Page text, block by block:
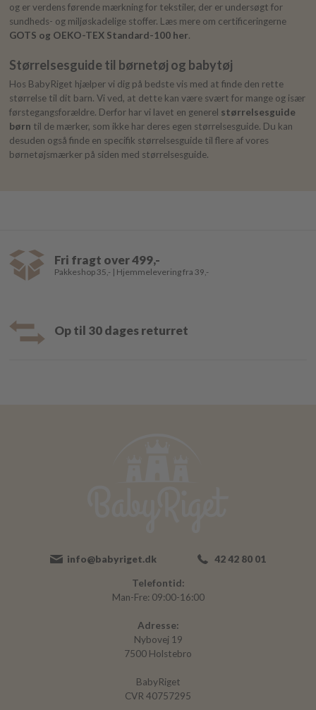
og er verdens førende mærkning for tekstiler, der er undersøgt for
sundheds- og miljøskadelige stoffer. Læs mere om certificeringerne
GOTS og OEKO-TEX Standard-100 her.
Størrelsesguide til børnetøj og babytøj
Hos BabyRiget hjælper vi dig på bedste vis med at finde den rette
størrelse til dit barn. Vi ved, at dette kan være svært for mange og især
førstegangsforældre. Derfor har vi lavet en generel størrelsesguide
børn til de mærker, som ikke har deres egen størrelsesguide. Du kan
desuden også finde en specifik størrelsesguide til flere af vores
børnetøjsmærker på siden med størrelsesguide.
Fri fragt over 499,-
Pakkeshop 35,- | Hjemmelevering fra 39,-
Op til 30 dages returret
info@babyriget.dk 42 42 80 01
Telefontid:
Man-Fre: 09:00-16:00
Adresse:
Nybovej 19
7500 Holstebro
BabyRiget
CVR 40757295